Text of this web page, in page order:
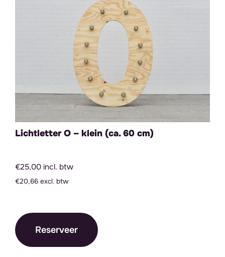
Lichtletter O – klein (ca. 60 cm)
€25,00 incl. btw
€20,66 excl. btw
Reserveer